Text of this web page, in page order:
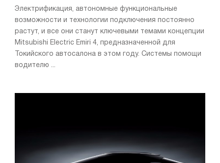
Электрификация, автономные функциональные
возможности и технологии подключения постоянно
растут, и все они станут ключевыми темами концепции
Mitsubishi Electric Emiri 4, предназначенной для
Токийского автосалона в этом году. Системы помощи
водителю ...